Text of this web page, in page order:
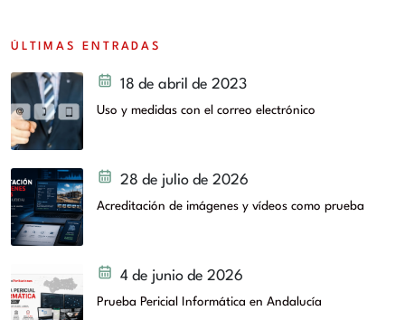
ÚLTIMAS ENTRADAS
18 de abril de 2023
Uso y medidas con el correo electrónico
28 de julio de 2026
Acreditación de imágenes y vídeos como prueba
4 de junio de 2026
Prueba Pericial Informática en Andalucía